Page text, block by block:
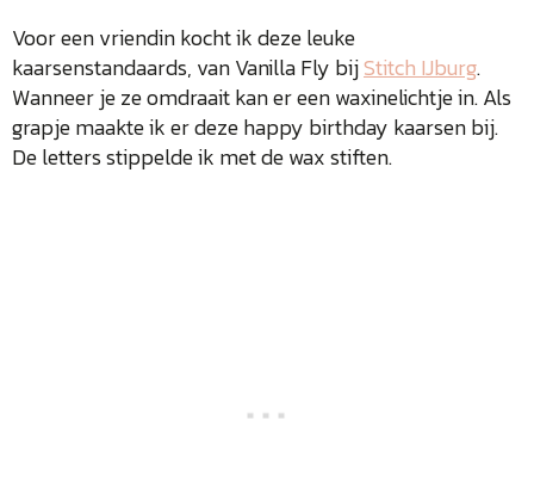
Voor een vriendin kocht ik deze leuke
kaarsenstandaards, van Vanilla Fly bijStitch IJburg.
Wanneer je ze omdraait kan er een waxinelichtje in. Als
grapje maakte ik er deze happy birthday kaarsen bij.
De letters stippelde ik met de wax stiften.